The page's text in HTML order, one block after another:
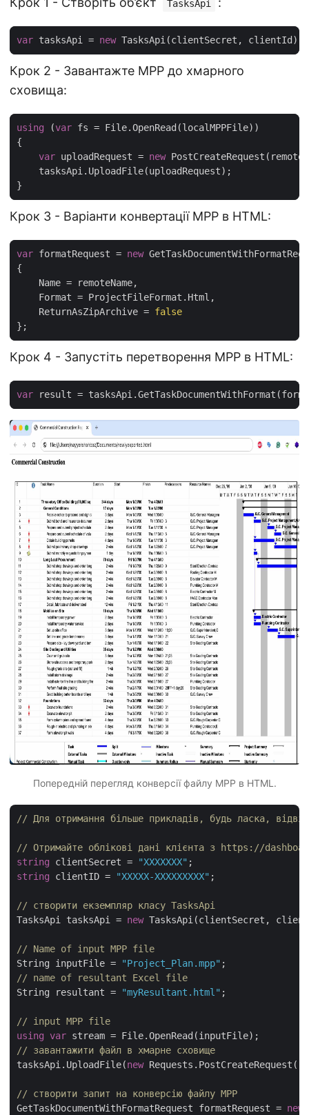
TasksApi
var tasksApi = new
Крок 2 - Завантажте MPP до хмарного
сховища:
using (var
var uploadRequest = new
Крок 3 - Варіанти конвертації MPP в HTML:
var formatRequest = new
    ReturnAsZipArchive =
false
Крок 4 - Запустіть перетворення MPP в HTML:
var
Попередній перегляд конверсії файлу MPP в HTML.
// Для отримання більше прикладів, будь ласка,
// Отримайте облікові дані клієнта з https://
string clientSecret = "XXXXXXX"
string clientID = "XXXXX-XXXXXXXXX" ;
// створити екземпляр класу TasksApi
TasksApi tasksApi = new TasksApi(clientSecret,
// Name of input MPP file
String inputFile =
"Project_Plan.mpp"
// name of resultant Excel file
String resultant =
"myResultant.html" ;
// input MPP file
using
var
// завантажити файл в хмарне сховище
tasksApi.UploadFile(new Requests.PostCreateRequest(
// створити запит на конверсію файлу MPP
GetTaskDocumentWithFormatRequest formatRequest = new